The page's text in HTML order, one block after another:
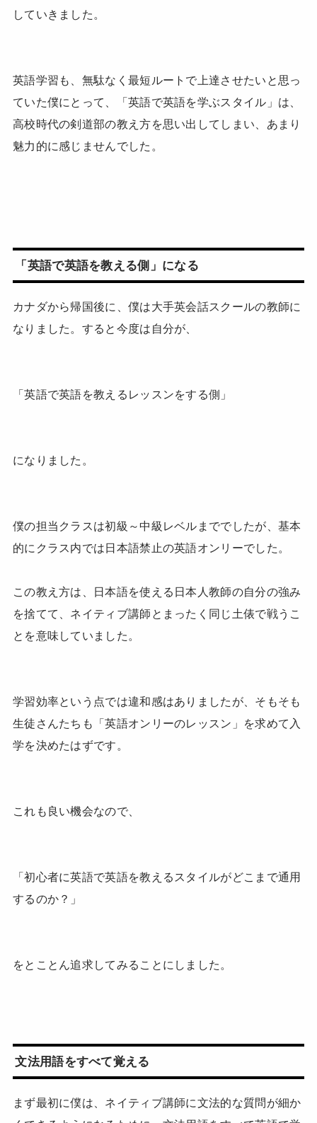
していきました。
英語学習も、無駄なく最短ルートで上達させたいと思っ
ていた僕にとって、「英語で英語を学ぶスタイル」は、
高校時代の剣道部の教え方を思い出してしまい、あまり
魅力的に感じませんでした。
「英語で英語を教える側」になる
カナダから帰国後に、僕は大手英会話スクールの教師に
なりました。すると今度は自分が、
「英語で英語を教えるレッスンをする側」
になりました。
僕の担当クラスは初級～中級レベルまででしたが、基本
的にクラス内では日本語禁止の英語オンリーでした。
この教え方は、日本語を使える日本人教師の自分の強み
を捨てて、ネイティブ講師とまったく同じ土俵で戦うこ
とを意味していました。
学習効率という点では違和感はありましたが、そもそも
生徒さんたちも「英語オンリーのレッスン」を求めて入
学を決めたはずです。
これも良い機会なので、
「初心者に英語で英語を教えるスタイルがどこまで通用
するのか？」
をとことん追求してみることにしました。
文法用語をすべて覚える
まず最初に僕は、ネイティブ講師に文法的な質問が細か